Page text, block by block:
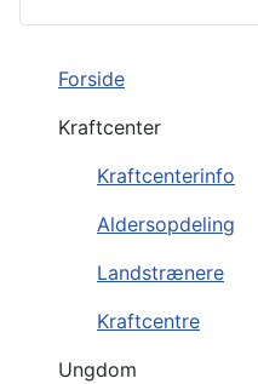
Forside
Kraftcenter
Kraftcenterinfo
Aldersopdeling
Landstrænere
Kraftcentre
Ungdom